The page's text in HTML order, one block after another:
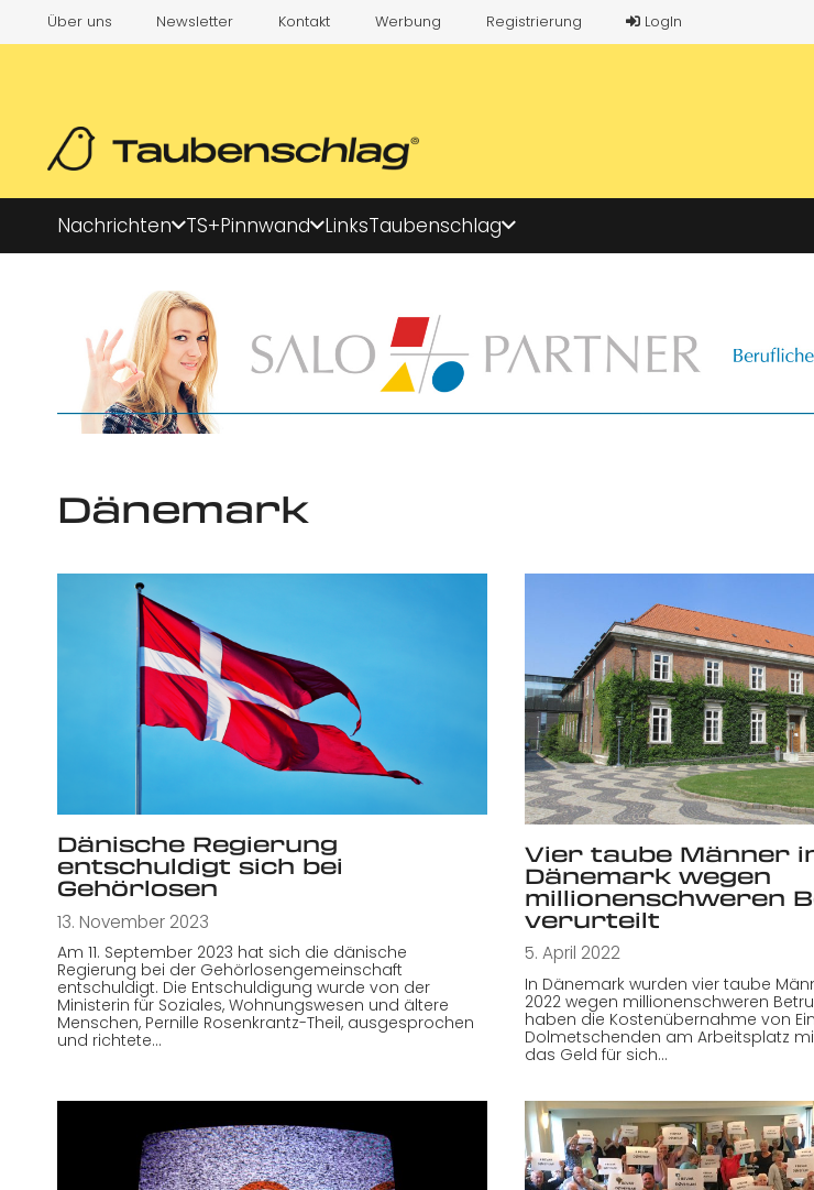
Über uns Newsletter Kontakt Werbung Registrierung LogIn
Nachrichten TS+Pinnwand LinksTaubenschlag
Dänemark
Dänische Regierung
entschuldigt sich bei
Gehörlosen
13. November 2023
Am 11. September 2023 hat sich die dänische
Regierung bei der Gehörlosengemeinschaft
entschuldigt. Die Entschuldigung wurde von der
Ministerin für Soziales, Wohnungswesen und ältere
Menschen, Pernille Rosenkrantz-Theil, ausgesprochen
und richtete…
Vier taube Männer
Dänemark wegen
millionenschweren
verurteilt
5. April 2022
In Dänemark wurden vier taube
2022 wegen millionenschweren
haben die Kostenübernahme von
Dolmetschenden am Arbeitsplatz
das Geld für sich…